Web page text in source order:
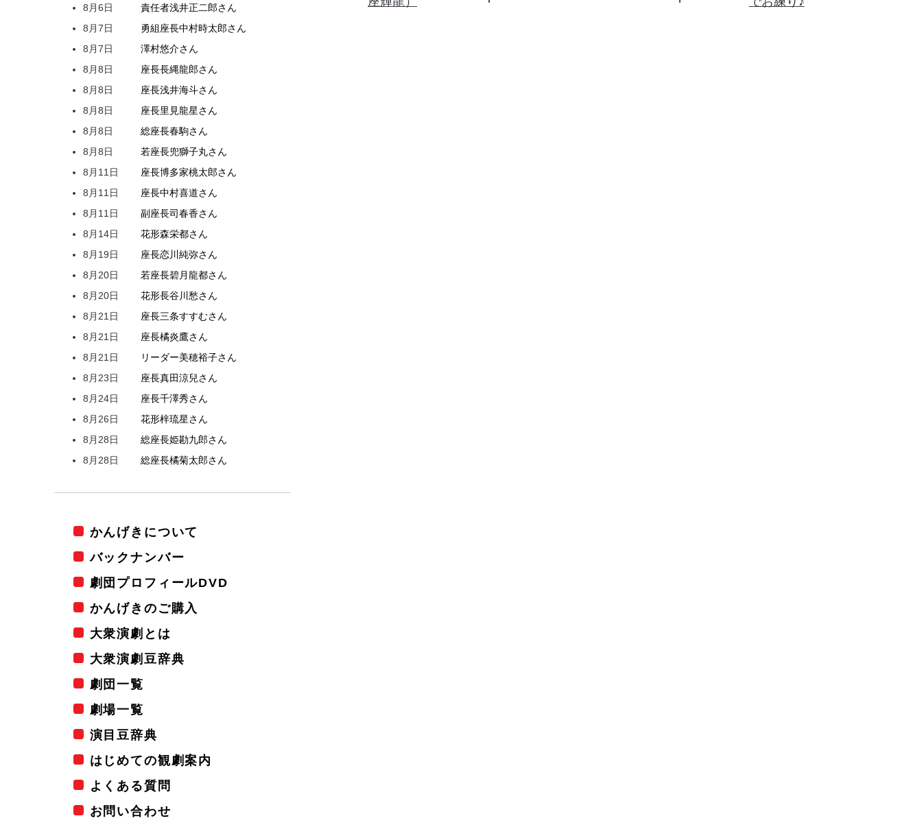
8月6日
責任者浅井正二郎さん
8月7日
勇組座長中村時太郎さん
8月7日
澤村悠介さん
8月8日
座長長縄龍郎さん
8月8日
座長浅井海斗さん
8月8日
座長里見龍星さん
8月8日
総座長春駒さん
8月8日
若座長兜獅子丸さん
8月11日
座長博多家桃太郎さん
8月11日
座長中村喜道さん
8月11日
副座長司春香さん
8月14日
花形森栄都さん
8月19日
座長恋川 純弥さん
8月20日
若座長碧月龍都さん
8月20日
花形長谷川 愁さん
8月21日
座長三条すすむさん
8月21日
座長橘炎鷹さん
8月21日
リーダー美穂裕子さん
8月23日
座長真田涼兒さん
8月24日
座長千澤秀さん
8月26日
花形梓琉星さん
8月28日
総座長姫勘九郎さん
8月28日
総座長橘菊太郎さん
かんげきについて
バックナンバー
劇団プロフィールDVD
かんげきのご購入
大衆演劇とは
大衆演劇豆辞典
劇団一覧
劇場一覧
演目豆辞典
はじめての観劇案内
よくある質問
お問い合わせ